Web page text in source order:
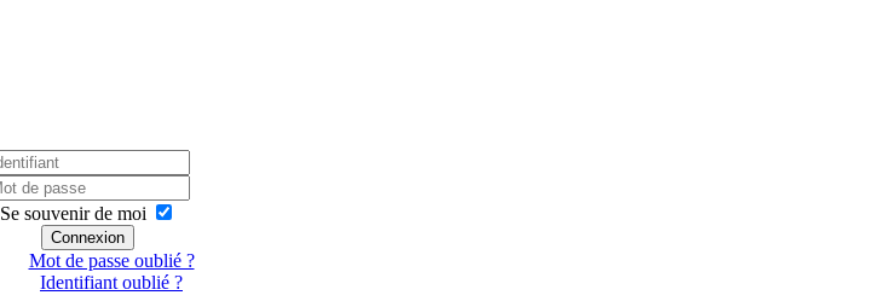
Se souvenir de moi
Connexion
Mot de passe oublié ?
Identifiant oublié ?